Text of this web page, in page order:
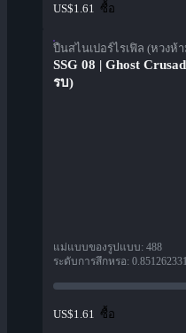
US$1.61 ซื้อ
ปืนสไนเปอร์ไรเฟิล (หวงห้
SSG 08 | Ghost
รบ)
แม่แบบของรูปแบบ: 488
ระดับการสึกหรอ: 0.851262331
US$1.61 ซื้อ